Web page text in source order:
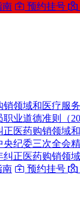
南  预约挂号 
销领域和医疗服
业道德准则（
正医药购销领域
纪委三次全会
纠正医药购销领
南  预约挂号 